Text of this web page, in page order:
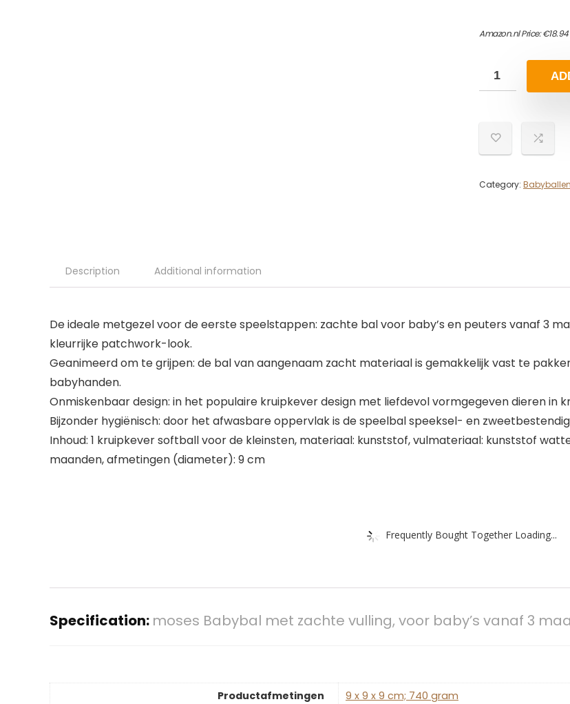
Amazon.nl Price:€18.94
Category: Babyballen
Description Additional information
De ideale metgezel voor de eerste speelstappen: zachte bal voor baby’s en peuters vanaf 3
kleurrijke patchwork-look.
Geanimeerd om te grijpen: de bal van aangenaam zacht materiaal is gemakkelijk vast te
babyhanden.
Onmiskenbaar design: in het populaire kruipkever design met liefdevol vormgegeven dieren in
Bijzonder hygiënisch: door het afwasbare oppervlak is de speelbal speeksel- en
Inhoud: 1 kruipkever softball voor de kleinsten, materiaal: kunststof, vulmateriaal: kunststof
maanden, afmetingen (diameter): 9 cm
Frequently Bought Together Loading...
Specification: moses Babybal met zachte vulling, voor baby’s vanaf 3
Productafmetingen
‎9 x 9 x 9 cm; 740 gram